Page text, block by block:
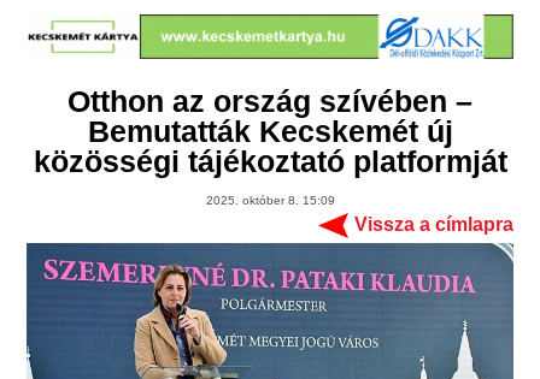
Otthon az ország szívében –
Bemutatták Kecskemét új
közösségi tájékoztató platformját
2025. október 8. 15:09
Vissza a címlapra